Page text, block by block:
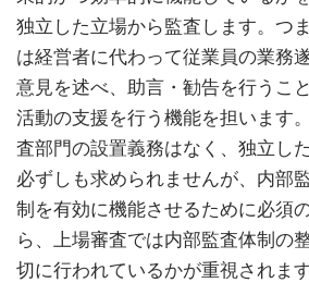
独立した立場から監査します。つ
は経営者に代わって従業員の業務
意見を述べ、助言・勧告を行うこ
活動の支援を行う機能を担います
査部門の設置義務はなく、独立し
必ずしも求められませんが、内部
制を有効に機能させるために必須
ら、上場審査では内部監査体制の
切に行われているかが重視されます